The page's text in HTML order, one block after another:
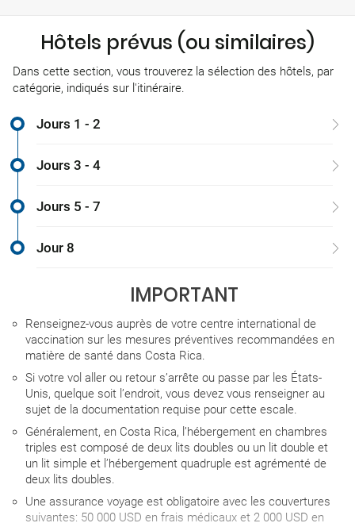
Hôtels prévus (ou similaires)
Dans cette section, vous trouverez la sélection des hôtels, par
catégorie, indiqués sur l'itinéraire.
Jours 1 - 2
Jours 3 - 4
Jours 5 - 7
Jour 8
IMPORTANT
Renseignez-vous auprès de votre centre international de
vaccination sur les mesures préventives recommandées en
matière de santé dans Costa Rica.
Si votre vol aller ou retour s’arrête ou passe par les États-
Unis, quelque soit l’endroit, vous devez vous renseigner au
sujet de la documentation requise pour cette escale.
Généralement, en Costa Rica, l’hébergement en chambres
triples est composé de deux lits doubles ou un lit double et
un lit simple et l’hébergement quadruple est agrémenté de
deux lits doubles.
Une assurance voyage est obligatoire avec les couvertures
suivantes: 50 000 USD en frais médicaux et 2 000 USD en